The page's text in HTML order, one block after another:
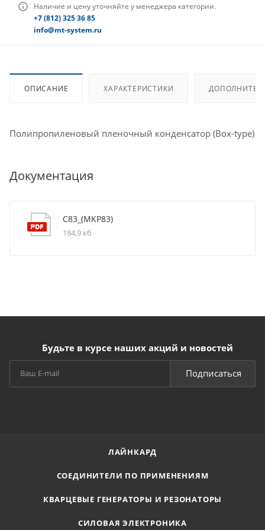
Наличие и цену уточняйте у менеджера категории.
+7 (812) 325 36 85
info@mt-system.ru
ОПИСАНИЕ ХАРАКТЕРИСТИКИ
Полипропиленовый пленочный конденсатор (Box-type)
Документация
C83_(MKP83)
184,9 кб
Будьте в курсе наших акций и новостей
Подписаться
ЛАЙНКАРД
СОЕДИНИТЕЛИ ПО ПРИМЕНЕНИЯМ
КВАРЦЕВЫЕ ГЕНЕРАТОРЫ И РЕЗОНАТОРЫ
СИЛОВАЯ ЭЛЕКТРОНИКА